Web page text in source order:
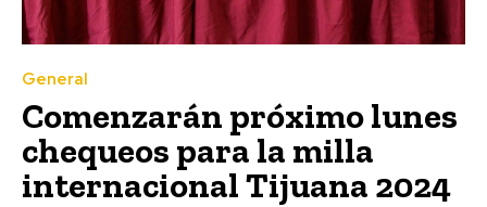
General
Comenzarán próximo lunes
chequeos para la milla
internacional Tijuana 2024